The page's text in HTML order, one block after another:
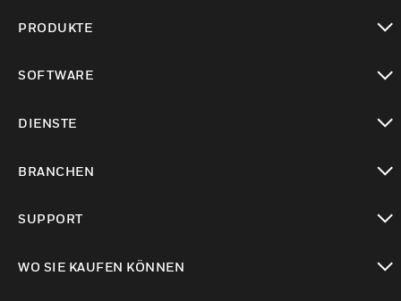
PRODUKTE
SOFTWARE
DIENSTE
BRANCHEN
SUPPORT
WO SIE KAUFEN KÖNNEN